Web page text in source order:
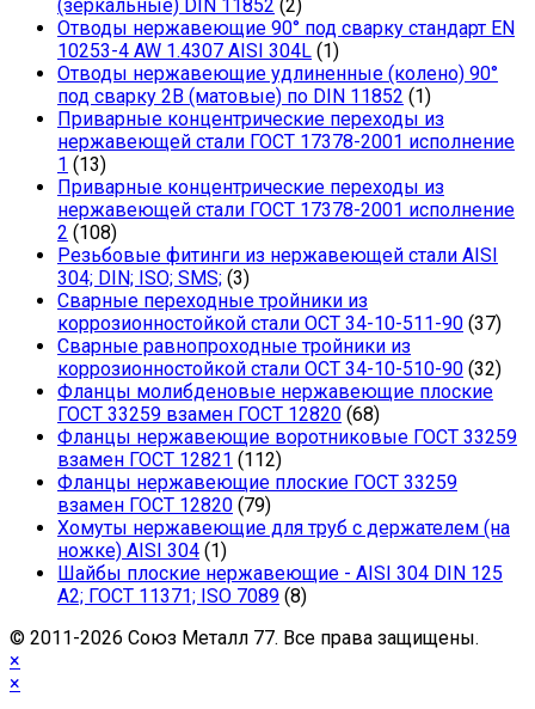
(зеркальные) DIN 11852 (2)
Отводы нержавеющие 90° под сварку стандарт EN
10253-4 AW 1.4307 AISI 304L (1)
Отводы нержавеющие удлиненные (колено) 90°
под сварку 2В (матовые) по DIN 11852 (1)
Приварные концентрические переходы из
нержавеющей стали ГОСТ 17378-2001 исполнение
1 (13)
Приварные концентрические переходы из
нержавеющей стали ГОСТ 17378-2001 исполнение
2 (108)
Резьбовые фитинги из нержавеющей стали AISI
304; DIN; ISO; SMS; (3)
Сварные переходные тройники из
коррозионностойкой стали ОСТ 34-10-511-90 (37)
Сварные равнопроходные тройники из
коррозионностойкой стали ОСТ 34-10-510-90 (32)
Фланцы молибденовые нержавеющие плоские
ГОСТ 33259 взамен ГОСТ 12820 (68)
Фланцы нержавеющие воротниковые ГОСТ 33259
взамен ГОСТ 12821 (112)
Фланцы нержавеющие плоские ГОСТ 33259
взамен ГОСТ 12820 (79)
Хомуты нержавеющие для труб с держателем (на
ножке) AISI 304 (1)
Шайбы плоские нержавеющие - AISI 304 DIN 125
A2; ГОСТ 11371; ISO 7089 (8)
© 2011-2026 Cоюз Металл 77. Все права защищены.
×
×